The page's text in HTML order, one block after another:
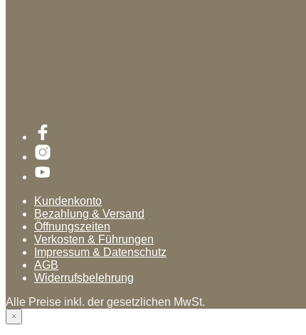
Kundenkonto
Bezahlung & Versand
Öffnungszeiten
Verkosten & Führungen
Impressum & Datenschutz
AGB
Widerrufsbelehrung
Alle Preise inkl. der gesetzlichen MwSt.
×